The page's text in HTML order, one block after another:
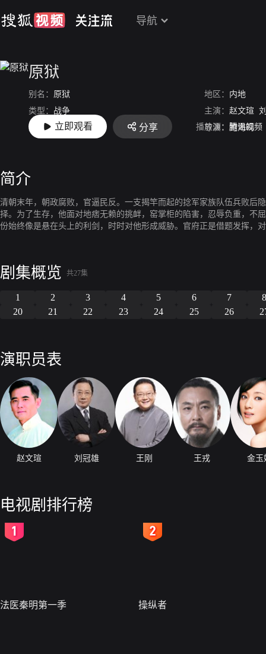
导航
原狱
别名： 原狱 地区： 内地
类型： 战争 主演： 赵文瑄
上映： 2004 导演： 鲍海鸣
立即观看 分享 播放源： 腾讯视频
简介
清朝末年，朝政腐败，官逼民反。一支揭竿而起的捻军家族队伍兵败后
择。为了生存，他面对地痞无赖的挑衅，窑掌柜的陷害，忍辱负重，不
份始终像是悬在头上的利剑，时时对他形成威胁。官府正是借题发挥，
剧集概览 共27集
1 2 3 4 5 6 7
20
21 22 23 24 25 26
演职员表
赵文瑄 刘冠雄 王刚 王戎 金玉
电视剧排行榜
法医秦明第一季 操纵者